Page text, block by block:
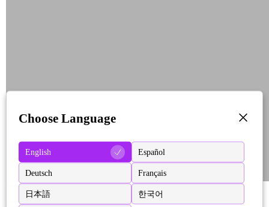
Choose Language
English Español
Deutsch Français
日本語 한국어